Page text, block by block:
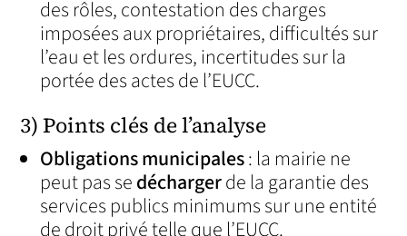
des rôles, contestation des charges
imposées aux propriétaires, difficultés sur
l’eau et les ordures, incertitudes sur la
portée des actes de l’EUCC.
3) Points clés de l’analyse
Obligations municipales: la mairie ne
peut pas sedéchargerde la garantie des
services publics minimums sur une entité
de droit privé telle que l’EUCC.